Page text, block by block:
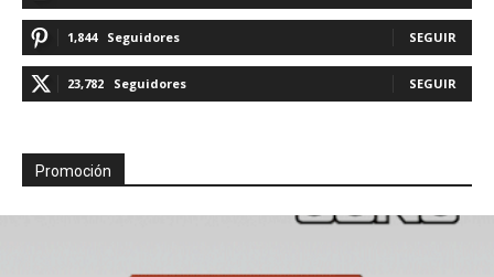
1,844 Seguidores SEGUIR
23,782 Seguidores SEGUIR
Promoción